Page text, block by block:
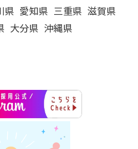
県 愛知県 三重県 滋賀県
大分県 沖縄県